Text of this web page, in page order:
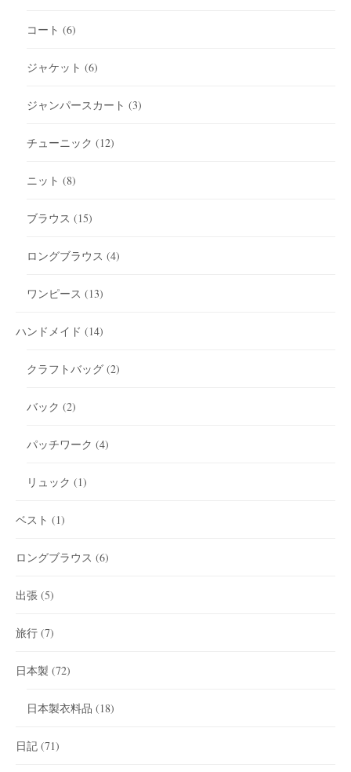
コート (6)
ジャケット (6)
ジャンパースカート (3)
チューニック (12)
ニット (8)
ブラウス (15)
ロングブラウス (4)
ワンピース (13)
ハンドメイド (14)
クラフトバッグ (2)
バック (2)
パッチワーク (4)
リュック (1)
ベスト (1)
ロングブラウス (6)
出張 (5)
旅行 (7)
日本製 (72)
日本製衣料品 (18)
日記 (71)